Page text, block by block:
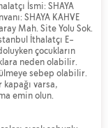
İsmi: SHAYA
SHAYA KAHVE
Mah. Site Yolu Sok.
İthalatçı E-
çocukların
neden olabilir.
sebep olabilir.
kapağı varsa,
emin olun.